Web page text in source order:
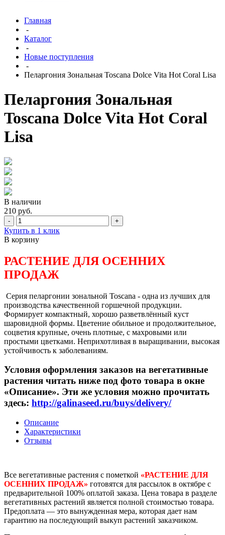
Главная
-
Каталог
-
Новые поступления
-
Пеларгония Зональная Toscana Dolce Vita Hot Coral Lisa
Пеларгония Зональная
Toscana Dolce Vita Hot Coral
Lisa
В наличии
210 руб.
- +
Купить в 1 клик
В корзину
РАСТЕНИЕ ДЛЯ ОСЕННИХ
ПРОДАЖ
Серия пеларгонии зональной Toscana - одна из лучших для
производства качественной горшечной продукции.
Формирует компактный, хорошо разветвлённый куст
шаровидной формы. Цветение обильное и продолжительное,
соцветия крупные, очень плотные, с махровыми или
простыми цветками. Неприхотливая в выращивании, высокая
устойчивость к заболеваниям.
Условия оформления заказов на вегетативные
растения читать ниже под фото товара в окне
«Описание». Эти же условия можно прочитать
здесь: http://galinaseed.ru/buys/delivery/
Описание
Характеристики
Отзывы
Все вегетативные растения с пометкой «РАСТЕНИЕ ДЛЯ
ОСЕННИХ ПРОДАЖ» готовятся для рассылок в октябре с
предварительной 100% оплатой заказа. Цена товара в разделе
вегетативных растений является полной стоимостью товара.
Предоплата — это вынужденная мера, которая дает нам
гарантию на последующий выкуп растений заказчиком.